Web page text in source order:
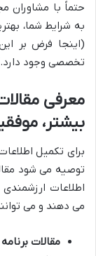
حتماً با مشاوران
به شرایط شما،
(اینجا فرض بر
تخصصی وجود
معرفی
بیشتر،
برای تکمیل
توصیه می شود
اطلاعات
می دهند و می
مقالات